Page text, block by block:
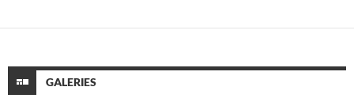
GALERIES